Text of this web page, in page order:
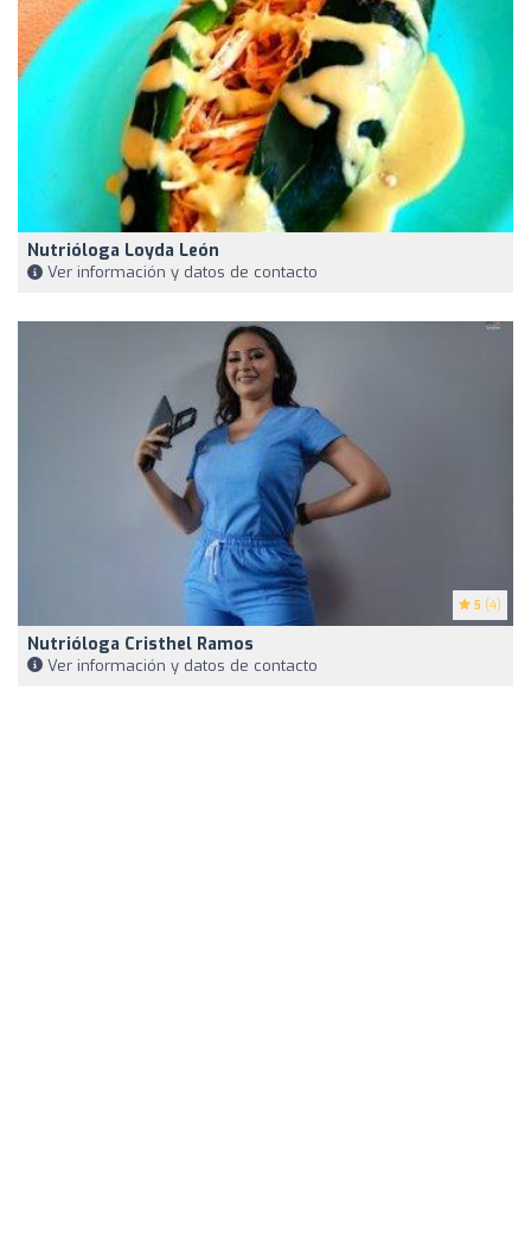
Nutrióloga Loyda León
Ver información y datos de contacto
5 (4)
Nutrióloga Cristhel Ramos
Ver información y datos de contacto